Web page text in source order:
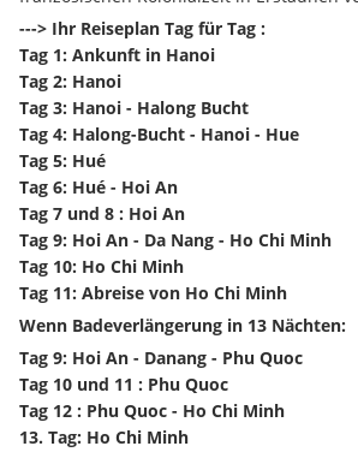
---> Ihr Reiseplan Tag für Tag :
Tag 1: Ankunft in Hanoi
Tag 2: Hanoi
Tag 3: Hanoi - Halong Bucht
Tag 4: Halong-Bucht - Hanoi - Hue
Tag 5: Hué
Tag 6: Hué - Hoi An
Tag 7 und 8 : Hoi An
Tag 9: Hoi An - Da Nang - Ho Chi Minh
Tag 10: Ho Chi Minh
Tag 11: Abreise von Ho Chi Minh
Wenn Badeverlängerung in 13 Nächten:
Tag 9: Hoi An - Danang - Phu Quoc
Tag 10 und 11 : Phu Quoc
Tag 12 : Phu Quoc - Ho Chi Minh
13. Tag: Ho Chi Minh